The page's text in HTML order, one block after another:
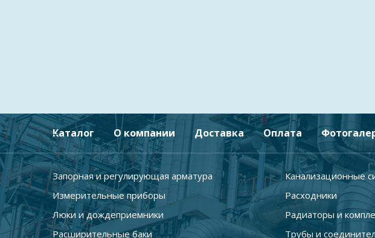
Каталог О компании Доставка Оплата
Запорная и регулирующая арматура
Канализационные
Измерительные приборы
Расходники
Люки и дождеприемники
Радиаторы и
Расширительные баки
Трубы и